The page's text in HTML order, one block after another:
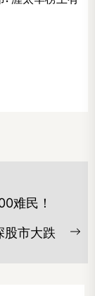
难民！
股市大跌